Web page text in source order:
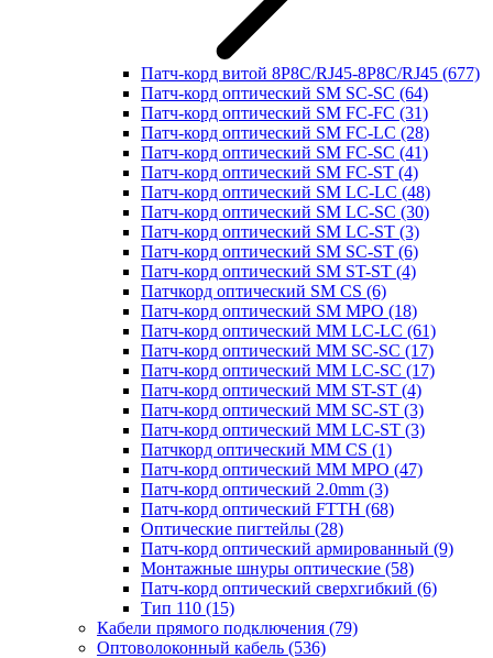
Патч-корд витой 8P8C/RJ45-8P8C/RJ45 (677)
Патч-корд оптический SM SC-SC (64)
Патч-корд оптический SM FC-FC (31)
Патч-корд оптический SM FC-LC (28)
Патч-корд оптический SM FC-SC (41)
Патч-корд оптический SM FC-ST (4)
Патч-корд оптический SM LC-LC (48)
Патч-корд оптический SM LC-SC (30)
Патч-корд оптический SM LC-ST (3)
Патч-корд оптический SM SC-ST (6)
Патч-корд оптический SM ST-ST (4)
Патчкорд оптический SM CS (6)
Патч-корд оптический SM MPO (18)
Патч-корд оптический MM LC-LC (61)
Патч-корд оптический MM SC-SC (17)
Патч-корд оптический MM LC-SC (17)
Патч-корд оптический MM ST-ST (4)
Патч-корд оптический MM SC-ST (3)
Патч-корд оптический MM LC-ST (3)
Патчкорд оптический MM CS (1)
Патч-корд оптический MM MPO (47)
Патч-корд оптический 2.0mm (3)
Патч-корд оптический FTTH (68)
Оптические пигтейлы (28)
Патч-корд оптический армированный (9)
Монтажные шнуры оптические (58)
Патч-корд оптический сверхгибкий (6)
Тип 110 (15)
Кабели прямого подключения (79)
Оптоволоконный кабель (536)